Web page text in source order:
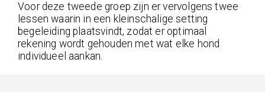
Voor deze tweede groep zijn er vervolgens twee
lessen waarin in een kleinschalige setting
begeleiding plaatsvindt, zodat er optimaal
rekening wordt gehouden met wat elke hond
individueel aankan.